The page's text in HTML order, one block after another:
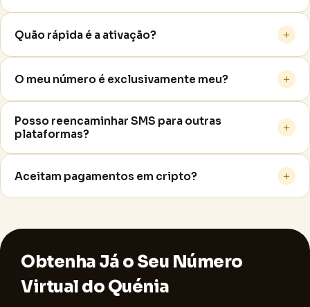
Quão rápida é a ativação? ＋
O meu número é exclusivamente meu? ＋
Posso reencaminhar SMS para outras
plataformas?
＋
Aceitam pagamentos em cripto? ＋
Obtenha Já o Seu Número
Virtual do Quénia